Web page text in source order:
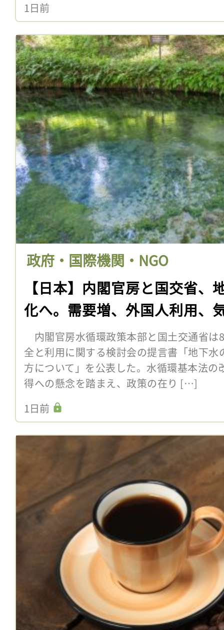
1日前
政府・国際機関・NGO
【日本】内閣官房と国交省、
化へ。需要増、外国人利用、
内閣官房水循環政策本部と国土交通省は
全と利用に関する検討会の提言書「地下
方について」を公表した。水循環基本法の
得への懸念を踏まえ、政策の在り […]
1日前